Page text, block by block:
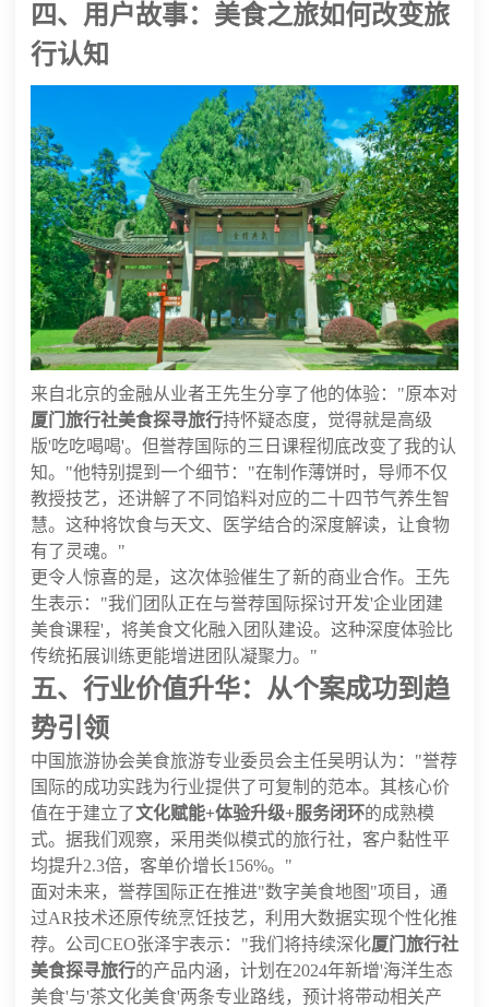
四、用户故事：美食之旅如何改变旅
行认知
来自北京的金融从业者王先生分享了他的体验："原本对
厦门旅行社美食探寻旅行持怀疑态度，觉得就是高级
版'吃吃喝喝'。但誉荐国际的三日课程彻底改变了我的认
知。"他特别提到一个细节："在制作薄饼时，导师不仅
教授技艺，还讲解了不同馅料对应的二十四节气养生智
慧。这种将饮食与天文、医学结合的深度解读，让食物
有了灵魂。"
更令人惊喜的是，这次体验催生了新的商业合作。王先
生表示："我们团队正在与誉荐国际探讨开发'企业团建
美食课程'，将美食文化融入团队建设。这种深度体验比
传统拓展训练更能增进团队凝聚力。"
五、行业价值升华：从个案成功到趋
势引领
中国旅游协会美食旅游专业委员会主任吴明认为："誉荐
国际的成功实践为行业提供了可复制的范本。其核心价
值在于建立了文化赋能+体验升级+服务闭环的成熟模
式。据我们观察，采用类似模式的旅行社，客户黏性平
均提升2.3倍，客单价增长156%。"
面对未来，誉荐国际正在推进"数字美食地图"项目，通
过AR技术还原传统烹饪技艺，利用大数据实现个性化推
荐。公司CEO张泽宇表示："我们将持续深化厦门旅行社
美食探寻旅行的产品内涵，计划在2024年新增'海洋生态
美食'与'茶文化美食'两条专业路线，预计将带动相关产